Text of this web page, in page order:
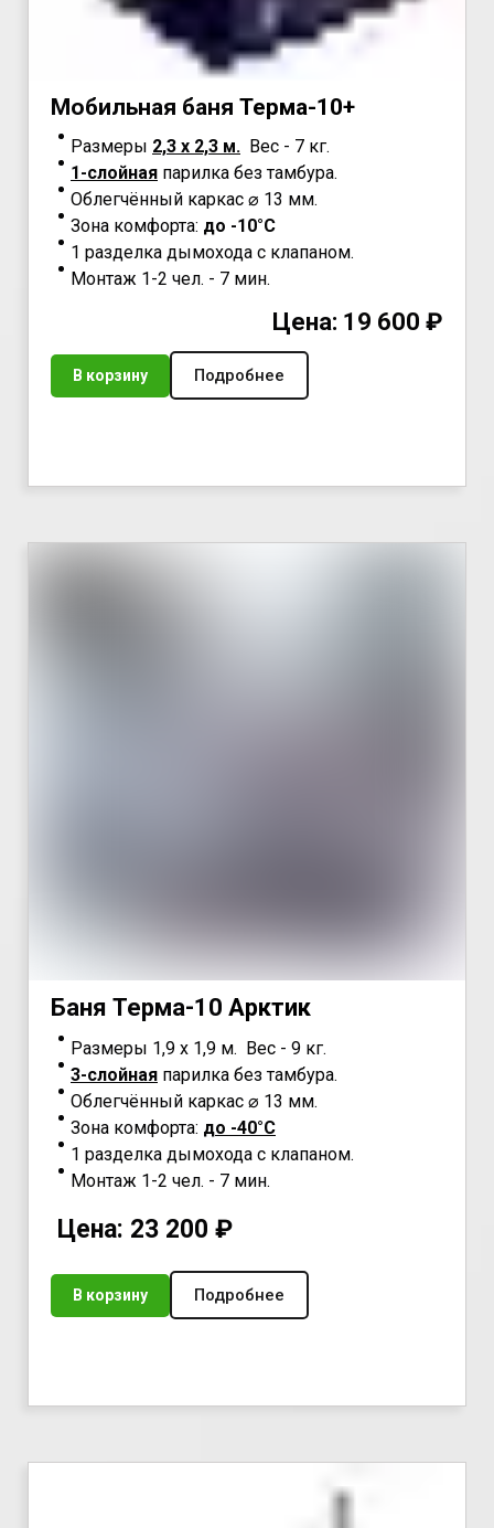
Мoбильнaя бaня Teрма-10+
Размеры 2,3 х 2,3 м. Вес - 7 кг.
1-слойная парилка без тамбура.
Облегчённый каркас ⌀ 13 мм.
Зона комфорта: до -10°С
1 разделка дымохода с клапаном.
Монтаж 1-2 чел. - 7 мин.
Цена: 19 600 ₽
В корзину Подробнее
Бaня Teрма-10 Арктик
Размеры 1,9 х 1,9 м. Вес - 9 кг.
3-слойная парилка без тамбура.
Облегчённый каркас ⌀ 13 мм.
Зона комфорта: до -40°С
1 разделка дымохода с клапаном.
Монтаж 1-2 чел. - 7 мин.
Цена: 23 200 ₽
В корзину Подробнее